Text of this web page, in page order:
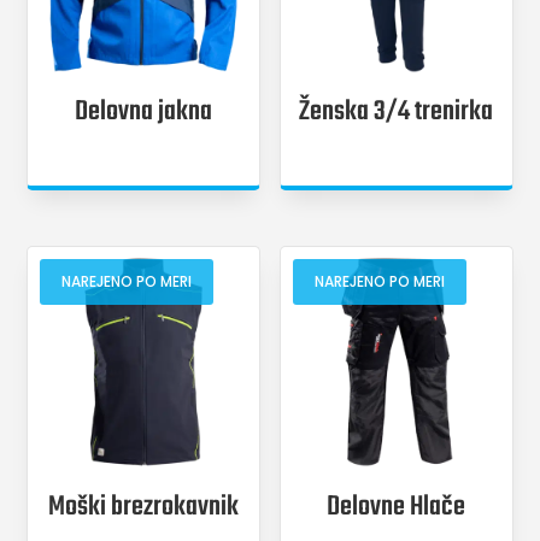
Delovna jakna Ženska 3/4 trenirka
NAREJENO PO MERI
Moški brezrokavnik
NAREJENO PO MERI
Delovne Hlače